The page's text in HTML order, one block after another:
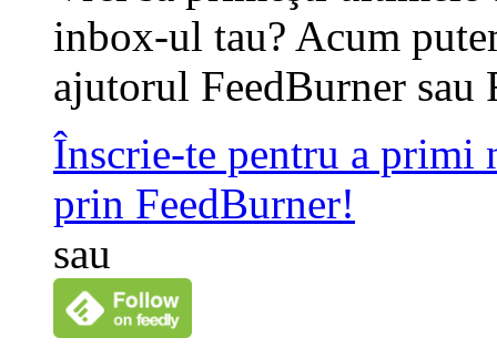
inbox-ul tau? Acum
ajutorul FeedBurner sau
Înscrie-te pentru a primi
prin FeedBurner!
sau